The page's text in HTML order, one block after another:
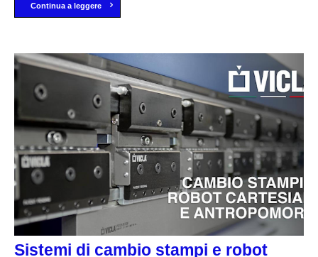
Continua a leggere
Sistemi di cambio stampi e robot